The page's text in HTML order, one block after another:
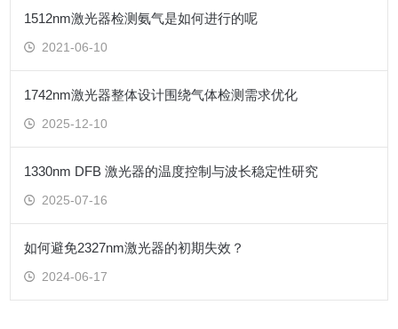
1512nm激光器检测氨气是如何进行的呢
2021-06-10
1742nm激光器整体设计围绕气体检测需求优化
2025-12-10
1330nm DFB 激光器的温度控制与波长稳定性研究
2025-07-16
如何避免2327nm激光器的初期失效？
2024-06-17